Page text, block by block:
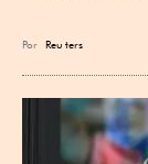
Por Reu ters